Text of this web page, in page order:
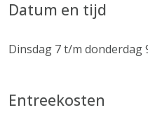
Datum en tijd
Dinsdag 7 t/m donderdag
Entreekosten